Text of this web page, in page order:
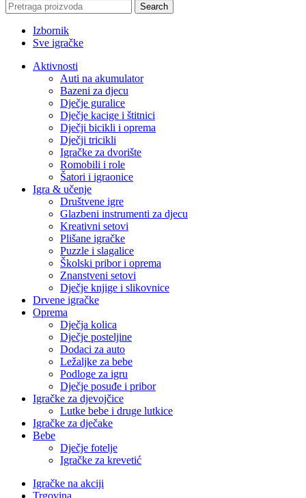
Search
Izbornik
Sve igračke
Aktivnosti
Auti na akumulator
Bazeni za djecu
Dječje guralice
Dječje kacige i štitnici
Dječji bicikli i oprema
Dječji tricikli
Igračke za dvorište
Romobili i role
Šatori i igraonice
Igra & učenje
Društvene igre
Glazbeni instrumenti za djecu
Kreativni setovi
Plišane igračke
Puzzle i slagalice
Školski pribor i oprema
Znanstveni setovi
Dječje knjige i slikovnice
Drvene igračke
Oprema
Dječja kolica
Dječje posteljine
Dodaci za auto
Ležaljke za bebe
Podloge za igru
Dječje posuđe i pribor
Igračke za djevojčice
Lutke bebe i druge lutkice
Igračke za dječake
Bebe
Dječje fotelje
Igračke za krevetić
Igračke na akciji
Trgovina